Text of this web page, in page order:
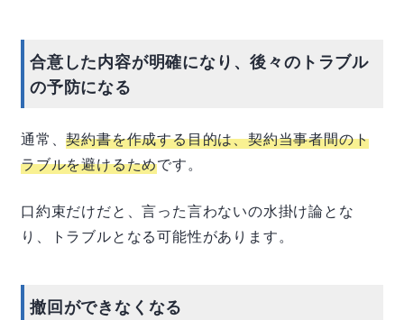
合意した内容が明確になり、後々のトラブル
の予防になる
通常、契約書を作成する目的は、契約当事者間のト
ラブルを避けるためです。
口約束だけだと、言った言わないの水掛け論とな
り、トラブルとなる可能性があります。
撤回ができなくなる